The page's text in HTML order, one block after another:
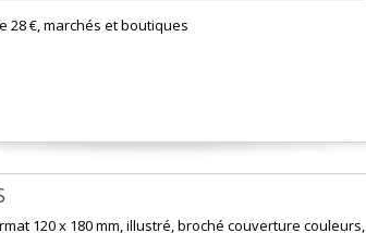
28 €, marchés et boutiques‎
120 x 180 mm, illustré, broché couverture couleurs,